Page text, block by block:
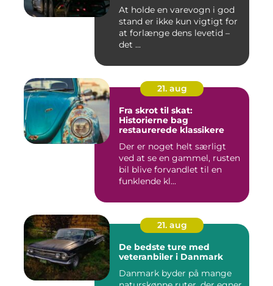
At holde en varevogn i god
stand er ikke kun vigtigt for
at forlænge dens levetid –
det ...
21. aug
Fra skrot til skat:
Historierne bag
restaurerede klassikere
Der er noget helt særligt
ved at se en gammel, rusten
bil blive forvandlet til en
funklende kl...
21. aug
De bedste ture med
veteranbiler i Danmark
Danmark byder på mange